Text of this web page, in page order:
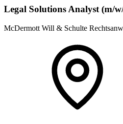
Legal Solutions Analyst (m/
McDermott Will & Schulte